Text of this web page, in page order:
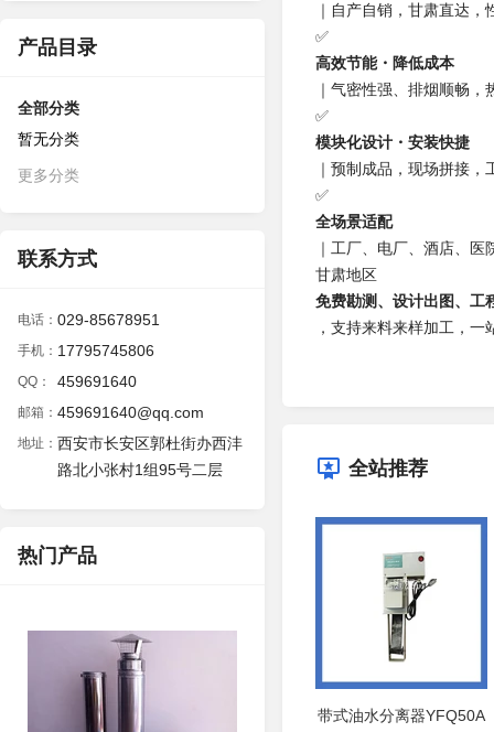
产品目录
全部分类
暂无分类
更多分类
联系方式
电话： 029-85678951
手机： 17795745806
QQ： 459691640
邮箱： 459691640@qq.com
地址： 西安市长安区郭杜街办西沣
路北小张村1组95号二层
热门产品
｜自产自销，甘肃直达，
✅
高效节能・降低成本
｜气密性强、排烟顺畅
✅
模块化设计・安装快捷
｜预制成品，现场拼接，
✅
全场景适配
｜工厂、电厂、酒店、
甘肃地区
免费勘测、设计出图、工
，支持来料来样加工，一
全站推荐
带式油水分离器YFQ50A